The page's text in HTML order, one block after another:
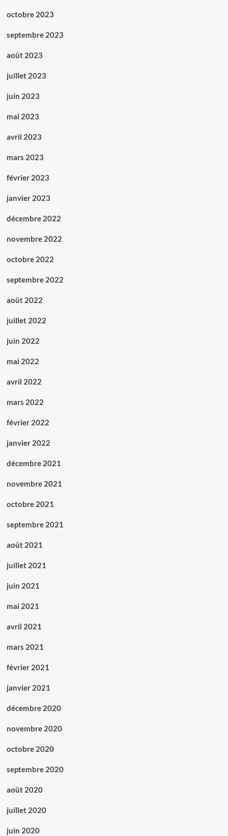
octobre 2023
septembre 2023
août 2023
juillet 2023
juin 2023
mai 2023
avril 2023
mars 2023
février 2023
janvier 2023
décembre 2022
novembre 2022
octobre 2022
septembre 2022
août 2022
juillet 2022
juin 2022
mai 2022
avril 2022
mars 2022
février 2022
janvier 2022
décembre 2021
novembre 2021
octobre 2021
septembre 2021
août 2021
juillet 2021
juin 2021
mai 2021
avril 2021
mars 2021
février 2021
janvier 2021
décembre 2020
novembre 2020
octobre 2020
septembre 2020
août 2020
juillet 2020
juin 2020